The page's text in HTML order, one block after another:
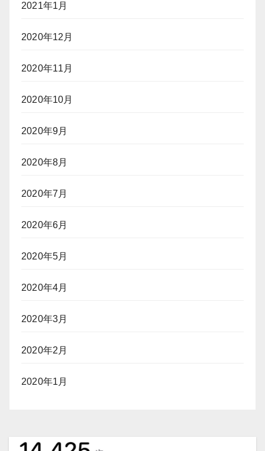
2021年1月
2020年12月
2020年11月
2020年10月
2020年9月
2020年8月
2020年7月
2020年6月
2020年5月
2020年4月
2020年3月
2020年2月
2020年1月